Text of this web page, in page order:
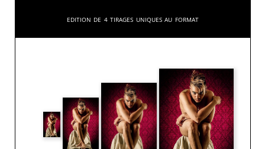
Edition de 4 tirages uniques au format